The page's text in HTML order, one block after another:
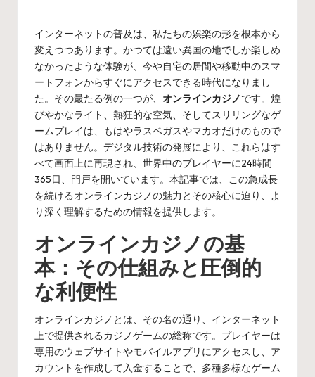
インターネットの普及は、私たちの娯楽の形を根本から
変えつつあります。かつては遠い異国の地でしか楽しめ
なかったような体験が、今や自宅の居間や移動中のスマ
ートフォンからすぐにアクセスできる時代になりまし
た。その最たる例の一つが、 オンラインカジノです。煌
びやかなライト、熱狂的な空気、そしてスリリングなゲ
ームプレイは、もはやラスベガスやマカオだけのもので
はありません。デジタル技術の発展により、これらはす
べて画面上に再現され、世界中のプレイヤーに24時間
365日、門戸を開いています。本記事では、この急成長
を続けるオンラインカジノの魅力とその核心に迫り、よ
り深く理解するための情報を提供します。
オンラインカジノの基
本：その仕組みと圧倒的
な利便性
オンラインカジノとは、その名の通り、インターネット
上で提供されるカジノゲームの総称です。プレイヤーは
専用のウェブサイトやモバイルアプリにアクセスし、ア
カウントを作成して入金することで、多種多様なゲーム